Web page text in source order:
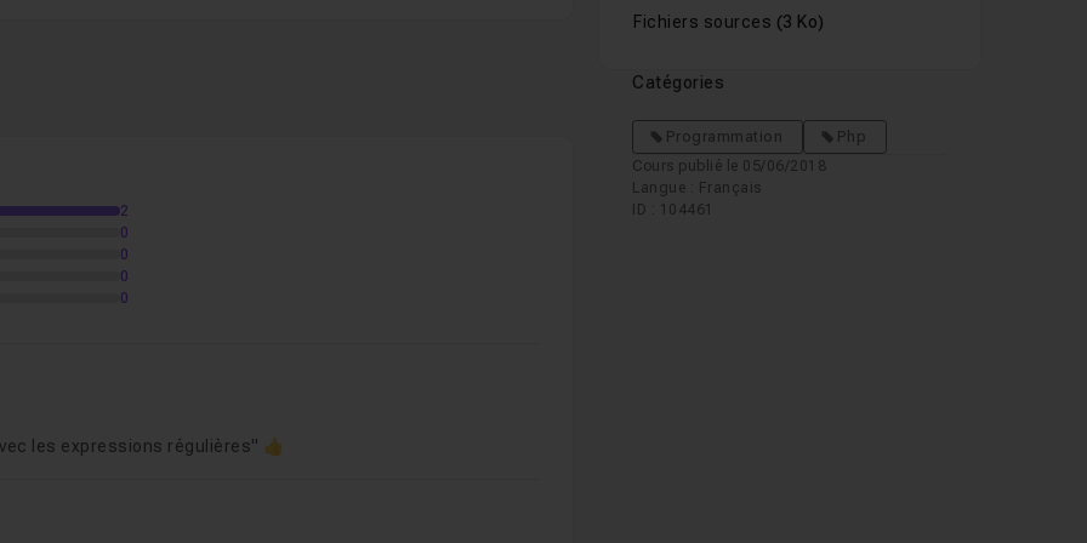
à la volée grâce aux expressions régulières
en REGEX.
2
0
0
0
0
les expressions régulières" 👍
Fichiers sources (3 Ko)
Catégories
Programmation
Php
Cours publié le 05/06/2018
Langue : Français
ID : 104461